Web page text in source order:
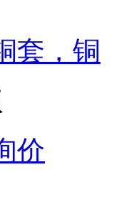
套，铜
价